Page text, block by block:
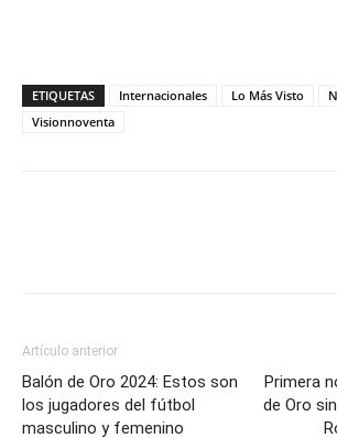
ETIQUETAS Internacionales Lo Más Visto
Visionnoventa
Artículo anterior
Balón de Oro 2024: Estos son
los jugadores del fútbol
masculino y femenino
Primera
de Oro